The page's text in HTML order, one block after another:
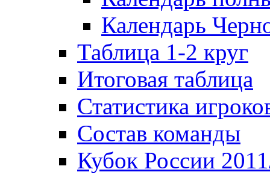
Календарь
Таблица 1-2 круг
Итоговая таблица
Статистика
Состав команды
Кубок России